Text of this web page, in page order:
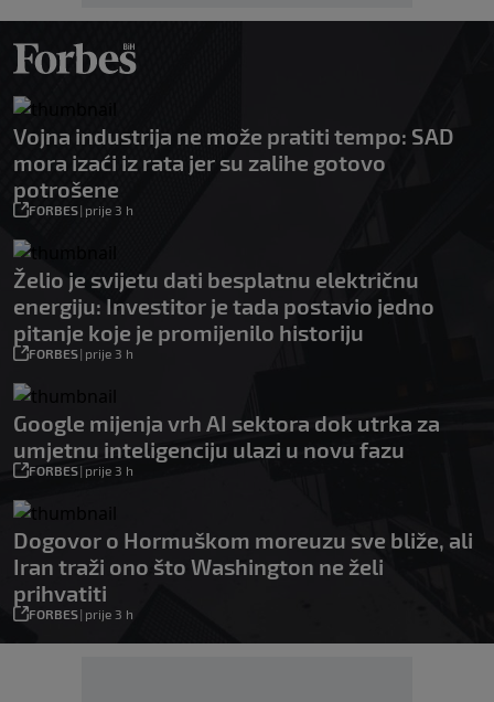
Vojna industrija ne može pratiti tempo: SAD
mora izaći iz rata jer su zalihe gotovo
potrošene
FORBES| prije 3 h
Želio je svijetu dati besplatnu električnu
energiju: Investitor je tada postavio jedno
pitanje koje je promijenilo historiju
FORBES| prije 3 h
Google mijenja vrh AI sektora dok utrka za
umjetnu inteligenciju ulazi u novu fazu
FORBES| prije 3 h
Dogovor o Hormuškom moreuzu sve bliže, ali
Iran traži ono što Washington ne želi
prihvatiti
FORBES| prije 3 h